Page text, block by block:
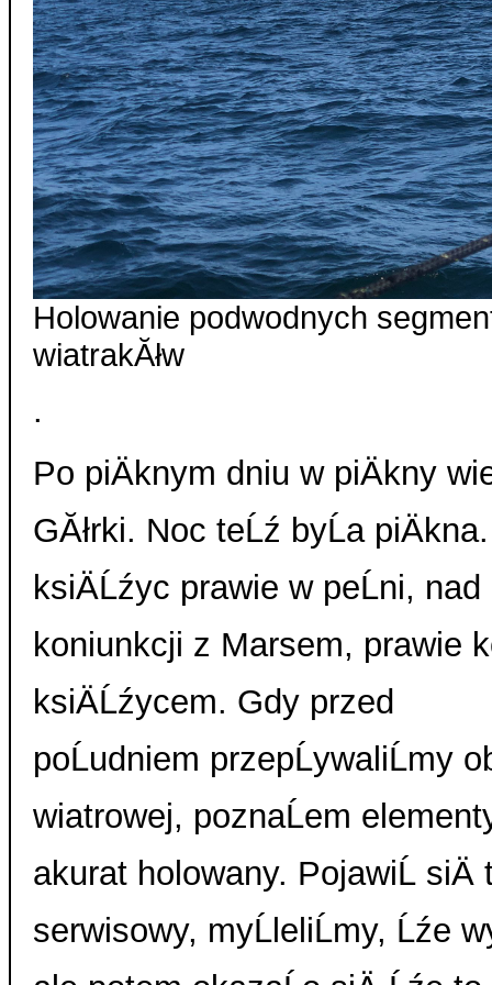
Holowanie podwodnych
wiatrakĂłw
.
Po piÄknym dniu w piÄkny
GĂłrki. Noc teĹź byĹa
ksiÄĹźyc prawie w peĹni,
koniunkcji z Marsem, prawie
ksiÄĹźycem. Gdy przed
poĹudniem
wiatrowej, poznaĹem
akurat holowany. PojawiĹ
serwisowy, myĹleliĹmy, Ĺźe